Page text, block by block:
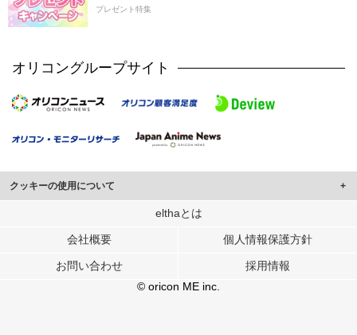
プレゼント特集
オリコングループサイト
クッキーの使用について
このサイトでは Cookie を使用して、ユーザーに合わせたコンテンツや広告の
行っています。
メディアや広告配信、データ解析の各パートナーに提供しています。
各パートナーは、この情報とユーザーが各パートナーに提供した他の情報や、
ユーザーが各パートナーのサービスを使用したときに収集した他の情報を組み
elthaとは
会社概要 個人情報保護方針
お問い合わせ
採用情報
© oricon ME inc.